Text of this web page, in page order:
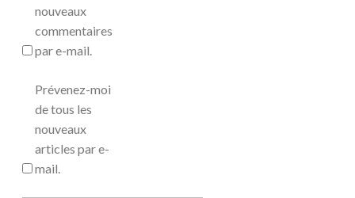
nouveaux
commentaires
par e-mail.
Prévenez-moi
de tous les
nouveaux
articles par e-
mail.